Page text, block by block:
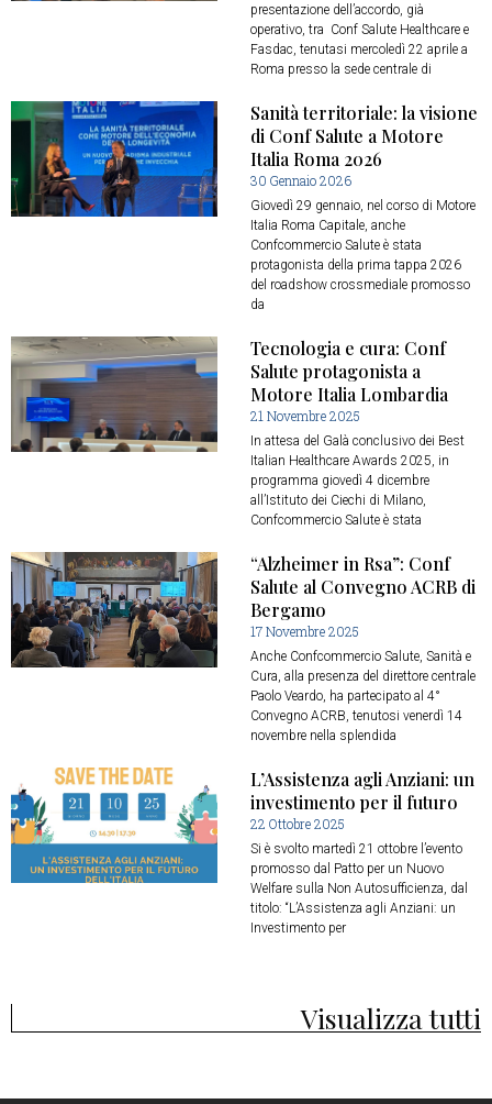
presentazione dell’accordo, già
operativo, tra Conf Salute Healthcare e
Fasdac, tenutasi mercoledì 22 aprile a
Roma presso la sede centrale di
Sanità territoriale: la visione
di Conf Salute a Motore
Italia Roma 2026
30 Gennaio 2026
Giovedì 29 gennaio, nel corso di Motore
Italia Roma Capitale, anche
Confcommercio Salute è stata
protagonista della prima tappa 2026
del roadshow crossmediale promosso
da
Tecnologia e cura: Conf
Salute protagonista a
Motore Italia Lombardia
21 Novembre 2025
In attesa del Galà conclusivo dei Best
Italian Healthcare Awards 2025, in
programma giovedì 4 dicembre
all’Istituto dei Ciechi di Milano,
Confcommercio Salute è stata
“Alzheimer in Rsa”: Conf
Salute al Convegno ACRB di
Bergamo
17 Novembre 2025
Anche Confcommercio Salute, Sanità e
Cura, alla presenza del direttore centrale
Paolo Veardo, ha partecipato al 4°
Convegno ACRB, tenutosi venerdì 14
novembre nella splendida
L’Assistenza agli Anziani: un
investimento per il futuro
22 Ottobre 2025
Si è svolto martedì 21 ottobre l’evento
promosso dal Patto per un Nuovo
Welfare sulla Non Autosufficienza, dal
titolo: “L’Assistenza agli Anziani: un
Investimento per
Visualizza tutti